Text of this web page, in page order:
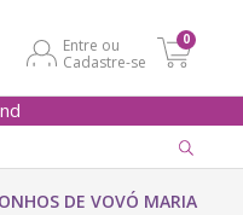
Entre ou
Cadastre-se
0
DE VOVÓ MARIA